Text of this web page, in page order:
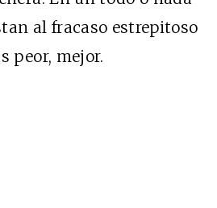
al fracaso estrepitoso
peor, mejor.